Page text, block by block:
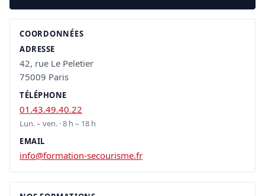
COORDONNÉES
ADRESSE
42, rue Le Peletier
75009 Paris
TÉLÉPHONE
01.43.49.40.22
Lun. – ven. · 8 h – 18 h
EMAIL
info@formation-secourisme.fr